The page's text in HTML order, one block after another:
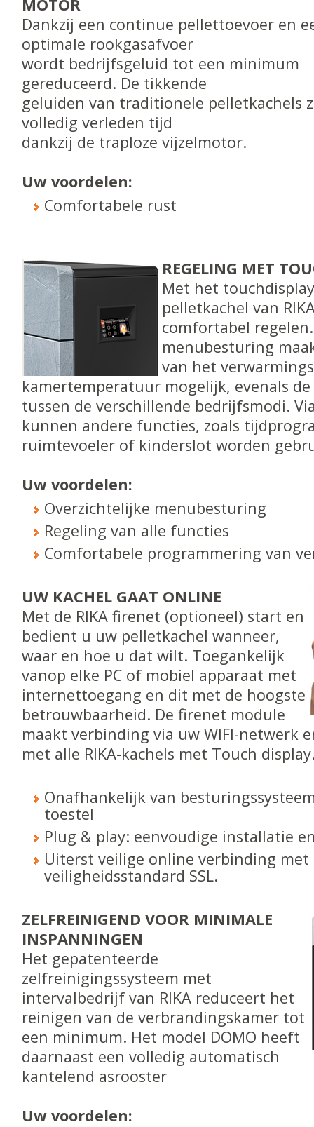
MOTOR
Dankzij een continue pellettoevoer en
optimale rookgasafvoer
wordt bedrijfsgeluid tot een minimum
gereduceerd. De tikkende
geluiden van traditionele pelletkachels
volledig verleden tijd
dankzij de traploze vijzelmotor.
Uw voordelen:
Comfortabele rust
REGELING MET
Met het
pelletkachel van
comfortabel
menubesturing
van het
kamertemperatuur mogelijk, evenals
tussen de verschillende bedrijfsmodi.
kunnen andere functies, zoals
ruimtevoeler of kinderslot worden
Uw voordelen:
Overzichtelijke menubesturing
Regeling van alle functies
Comfortabele programmering van
UW KACHEL GAAT ONLINE
Met de RIKA firenet (optioneel) start en
bedient u uw pelletkachel wanneer,
waar en hoe u dat wilt. Toegankelijk
vanop elke PC of mobiel apparaat met
internettoegang en dit met de hoogste
betrouwbaarheid. De firenet module
maakt verbinding via uw WIFI-netwerk
met alle RIKA-kachels met Touch
Onafhankelijk van
toestel
Plug & play: eenvoudige installatie
Uiterst veilige online verbinding met
veiligheidsstandard SSL.
ZELFREINIGEND VOOR MINIMALE
INSPANNINGEN
Het gepatenteerde
zelfreinigingssysteem met
intervalbedrijf van RIKA reduceert het
reinigen van de verbrandingskamer tot
een minimum. Het model DOMO heeft
daarnaast een volledig automatisch
kantelend asrooster
Uw voordelen: